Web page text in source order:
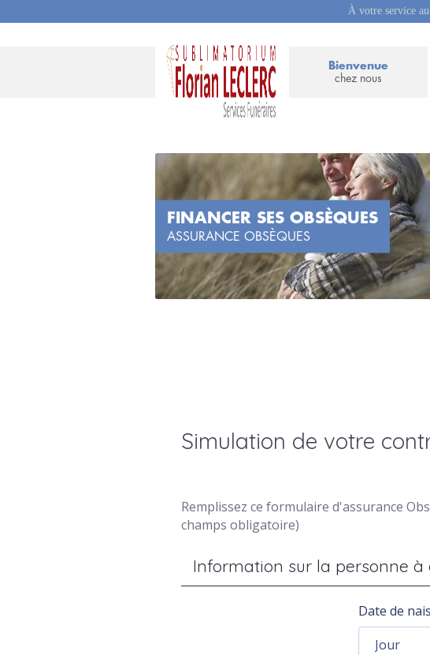
À votre service au
Bienvenue
chez nous
FINANCER SES OBSÈQUES
ASSURANCE OBSÈQUES